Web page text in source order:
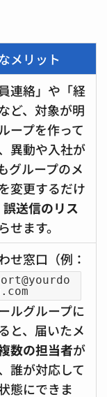
メリット
連絡」や「経
ど、対象が明
ープを作って
異動や入社が
グループのメ
変更するだけ
誤送信のリス
せます。
せ窓口（例：
ルグループに
と、届いたメ
数の担当者が
誰が対応して
態にできま